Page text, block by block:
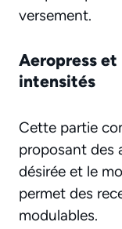
versement.
Aeropress
intensités
Cette partie
proposant des
désirée et le
permet des
modulables.